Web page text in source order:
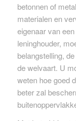
betonnen of
materialen en
eigenaar van
leninghouder,
belangstelling,
de welvaart. U
weten hoe goed
beter zal